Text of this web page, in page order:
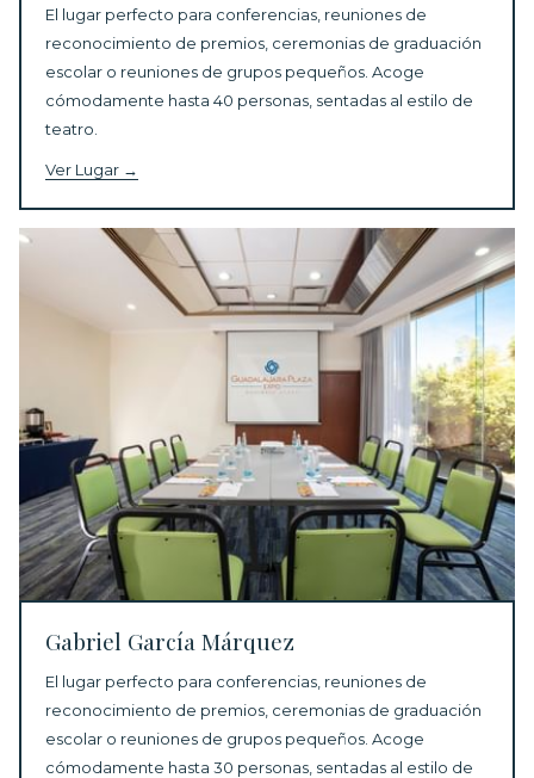
El lugar perfecto para conferencias, reuniones de
reconocimiento de premios , ceremonias de graduación
escolar o reuniones de grupos pequeños. Acoge
cómodamente hasta 40 personas, sentadas al estilo de
teatro.
Ver Lugar
Gabriel García Márquez
El lugar perfecto para conferencias, reuniones de
reconocimiento de premios , ceremonias de graduación
escolar o reuniones de grupos pequeños. Acoge
cómodamente hasta 30 personas, sentadas al estilo de